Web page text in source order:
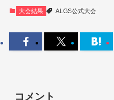
大会結果 ALGS公式大会
コメント